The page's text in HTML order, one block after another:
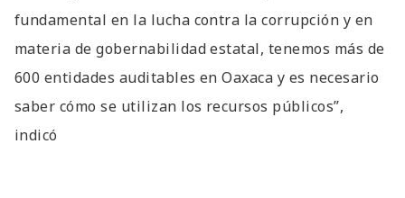
fundamental en la lucha contra la corrupción y en
materia de gobernabilidad estatal, tenemos más de
600 entidades auditables en Oaxaca y es necesario
saber cómo se utilizan los recursos públicos”,
indicó